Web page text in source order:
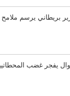
بريطاني يرسم
من الغازوال يفجر غضب